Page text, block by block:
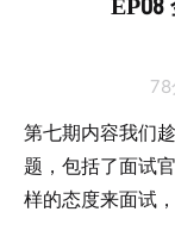
78
第七期内容我们
题，包括了面试
样的态度来面试